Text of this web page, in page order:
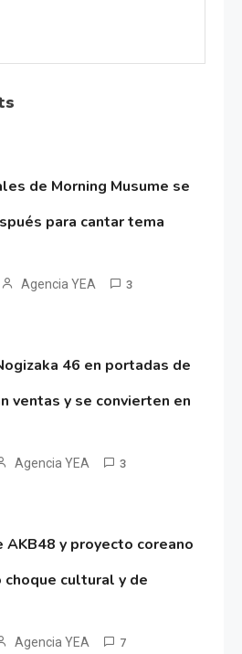
de Morning Musume se
para cantar tema
Agencia YEA 3
46 en portadas de
ventas y se convierten en
Agencia YEA 3
AKB48 y proyecto coreano
cultural y de
Agencia YEA 7